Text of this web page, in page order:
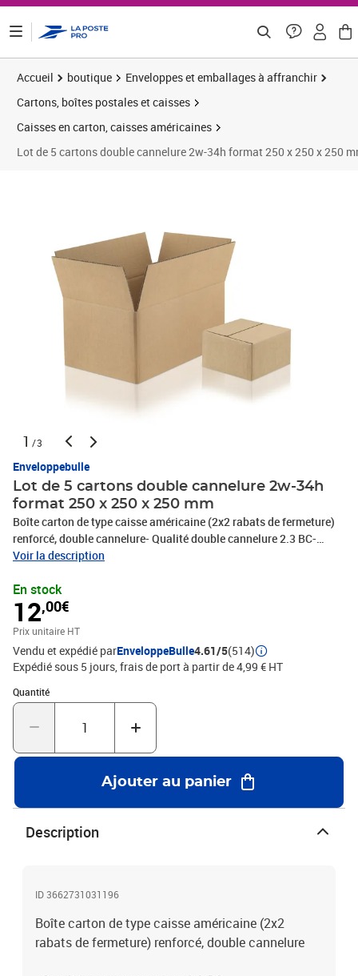
Accueil boutique
Enveloppes et emballages à affranchir
Cartons, boîtes postales et caisses
Caisses en carton, caisses américaines
Lot de 5 cartons double cannelure 2w-34h format 250 x 250 x 250
1 /3
Enveloppebulle
Lot de 5 cartons double cannelure 2w-34h
format 250 x 250 x 250 mm
Boîte carton de type caisse américaine (2x2 rabats de fermeture)
renforcé, double cannelure- Qualité double cannelure 2.3 BC-
Bonne finition avec extérieur écru (marron)- Très bonne
rangements, classements et déménagements !- 100% recyclable.-
Livré à plat = gain de place pour le stockage.Le meilleur rapport
qualité/prix en terme de protection et de résistance !
Voir la description
En stock
12,00€
Prix unitaire HT
Vendu et expédié parEnveloppeBulle4.61/5(514)
Expédié sous 5 jours, frais de port à partir de 4,99 € HT
Quantité
Quantité : 1
Ajouter au panier
Description
ID 3662731031196
Boîte carton de type caisse américaine (2x2
rabats de fermeture) renforcé, double cannelure